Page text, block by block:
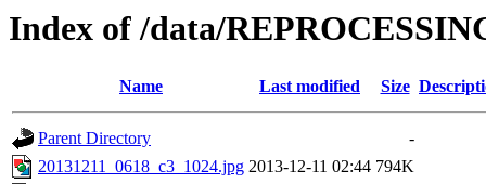
Index of /data/
Name Last modified Size
Parent Directory
-
20131211_0618_c3_1024.jpg 2013-12-11 02:44 794K